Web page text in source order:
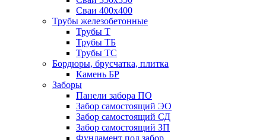
Сваи 400х400
Трубы железобетонные
Трубы Т
Трубы ТБ
Трубы ТС
Бордюры, брусчатка, плитка
Камень БР
Заборы
Панели забора ПО
Забор самостоящий ЭО
Забор самостоящий СД
Забор самостоящий ЗП
Фyндамент под забор